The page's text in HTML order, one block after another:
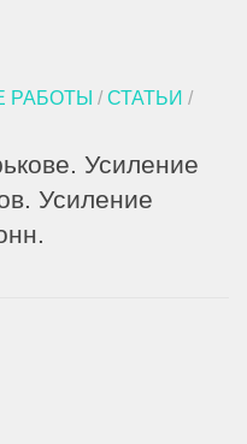
РАБОТЫ / СТАТЬИ /
Усиление
Усиление